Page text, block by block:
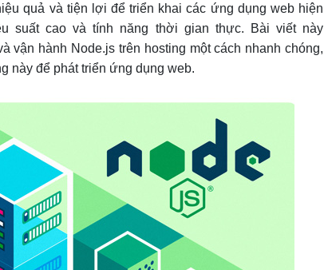
quả và tiện lợi để triển khai các ứng dụng web hiện
suất cao và tính năng thời gian thực. Bài viết này
vận hành Node.js trên hosting một cách nhanh chóng,
này để phát triển ứng dụng web.